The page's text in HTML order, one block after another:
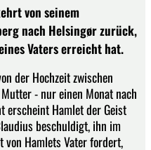
von seinem
nach Helsingør zurück,
Vaters erreicht hat.
der Hochzeit zwischen
- nur einen Monat nach
erscheint Hamlet der Geist
beschuldigt, ihn im
von Hamlets Vater fordert,